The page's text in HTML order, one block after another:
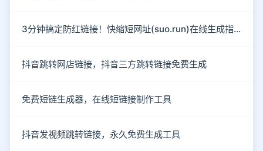
3分钟搞定防红链接！快缩短网址(suo.run)在线生成指南
抖音跳转网店链接，抖音三方跳转链接免费生成
免费短链生成器，在线短链接制作工具
抖音发视频跳转链接，永久免费生成工具